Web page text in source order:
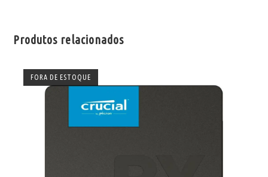
Produtos relacionados
FORA DE ESTOQUE